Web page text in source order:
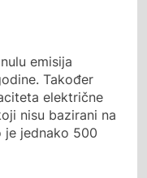
emisija
Također
električne
nisu bazirani na
jednako 500